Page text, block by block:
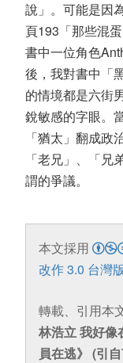
說」。可能是因
頁193「那些混
書中一位角色
後，我對書中「
的情境都是六街
銳敏感的字眼。
「猶太」翻成
「老兄」、「
謂的爭議。
本文採用
改作 3.0 台灣
轉載、引用本
林浩立 我好像
員在逃》 (引